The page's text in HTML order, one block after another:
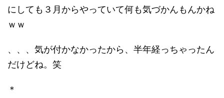
にしても３月からやっていて何も気づかんもんかね
ｗｗ
、、、気が付かなかったから、半年経っちゃったん
だけどね。笑
＊